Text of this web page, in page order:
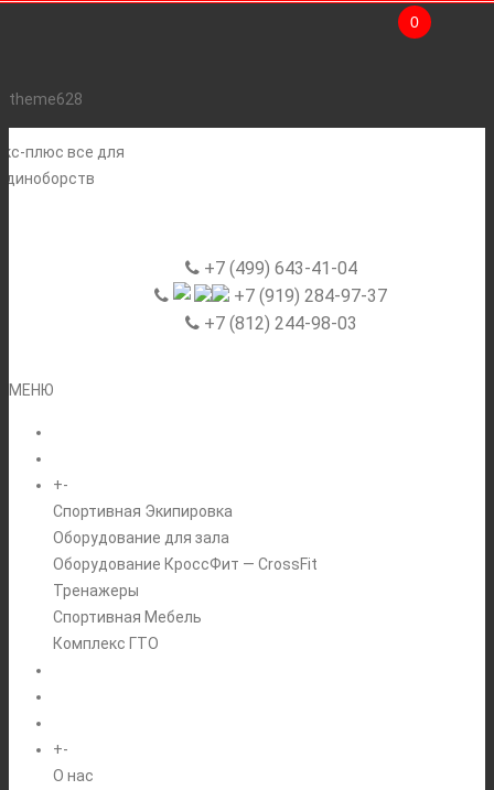
theme628
+7 (499) 643-41-04
+7 (919) 284-97-37
+7 (812) 244-98-03
0
МЕНЮ
+-
Спортивная Экипировка
Оборудование для зала
Оборудование КроссФит — CrossFit
Тренажеры
Спортивная Мебель
Комплекс ГТО
+-
O нас